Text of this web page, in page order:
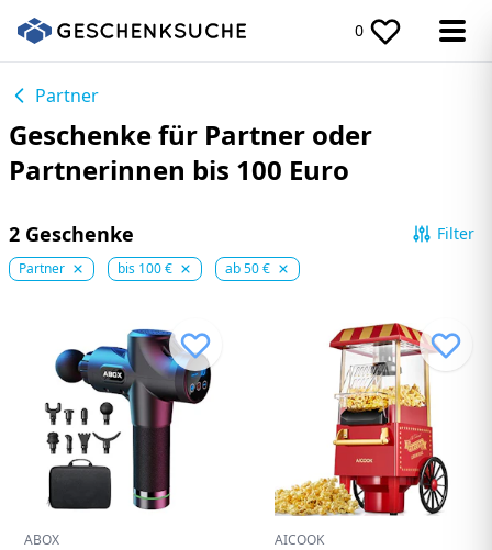
0
Partner
Geschenke für Partner oder
Partnerinnen bis 100 Euro
2 Geschenke Filter
Partner bis 100 € ab 50 €
ABOX AICOOK